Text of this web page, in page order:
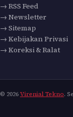
→ RSS Feed
→ Newsletter
→ Sitemap
→ Kebijakan Privasi
→ Koreksi & Ralat
© 2026Virenial Tekno.